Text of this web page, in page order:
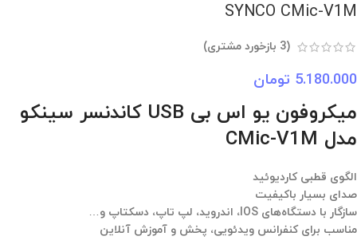
SYNCO CMic-V1M
(
3 بازخورد مشتری)
5.180.000 تومان
میکروفون یو اس بی USB کاندنسر سینکو
مدل CMic-V1M
الگوی قطبی کاردیوئید
صدای بسیار باکیفیت
سازگار با دستگاه‌های IOS، اندروید، لپ تاپ، دسکتاپ و…
مناسب برای کنفرانس ویدئویی، پخش و آموزش آنلاین